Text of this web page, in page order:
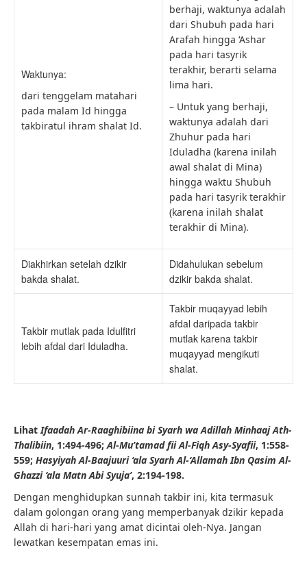
Waktunya:
dari tenggelam matahari
pada malam Id hingga
takbiratul ihram shalat Id.
berhaji, waktunya adalah
dari Shubuh pada hari
Arafah hingga ‘Ashar
pada hari tasyrik
terakhir, berarti selama
lima hari.
– Untuk yang berhaji,
waktunya adalah dari
Zhuhur pada hari
Iduladha (karena inilah
awal shalat di Mina)
hingga waktu Shubuh
pada hari tasyrik terakhir
(karena inilah shalat
terakhir di Mina).
Diakhirkan setelah dzikir
bakda shalat.
Didahulukan sebelum
dzikir bakda shalat.
Takbir mutlak pada Idulfitri
lebih afdal dari Iduladha.
Takbir muqayyad lebih
afdal daripada takbir
mutlak karena takbir
muqayyad mengikuti
shalat.
LihatIfaadah Ar-Raaghibiina bi Syarh wa Adillah Minhaaj Ath-
Thalibiin, 1:494-496;Al-Mu’tamad fii Al-Fiqh Asy-Syafii, 1:558-
559; Hasyiyah Al-Baajuuri ‘ala Syarh Al-‘Allamah Ibn Qasim Al-
Ghazzi ‘ala Matn Abi Syuja’, 2:194-198.
Dengan menghidupkan sunnah takbir ini, kita termasuk
dalam golongan orang yang memperbanyak dzikir kepada
Allah di hari-hari yang amat dicintai oleh-Nya. Jangan
lewatkan kesempatan emas ini.